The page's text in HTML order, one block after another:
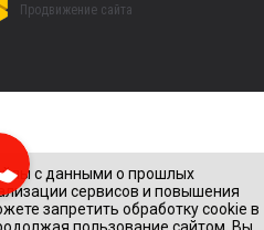
Продвижение сайта
с данными о прошлых
сервисов и повышения
запретить обработку cookie в